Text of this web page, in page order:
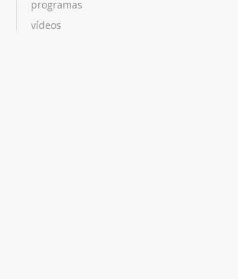
programas
vídeos